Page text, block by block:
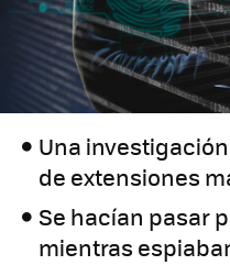
Una
de extensiones
Se hacían pasar
mientras